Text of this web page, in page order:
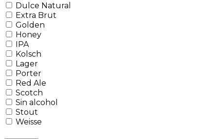
Dulce Natural
Extra Brut
Golden
Honey
IPA
Kolsch
Lager
Porter
Red Ale
Scotch
Sin alcohol
Stout
Weisse